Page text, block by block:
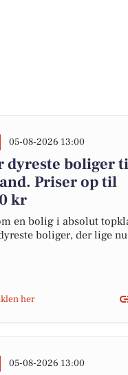
05-08-2026 13:00
dyreste boliger
Priser op til
kr
en bolig i absolut
boliger, der lige
her
05-08-2026 13:00